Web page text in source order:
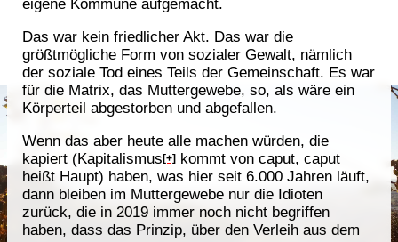
Das war kein friedlicher Akt. Das war die
größtmögliche Form von sozialer Gewalt, nämlich
der soziale Tod eines Teils der Gemeinschaft. Es war
für die Matrix, das Muttergewebe, so, als wäre ein
Körperteil abgestorben und abgefallen.
Wenn das aber heute alle machen würden, die
kapiert (Kapitalismus[+] kommt von caput, caput
heißt Haupt) haben, was hier seit 6.000 Jahren läuft,
dann bleiben im Muttergewebe nur die Idioten
zurück, die in 2019 immer noch nicht begriffen
haben, dass das Prinzip, über den Verleih aus dem